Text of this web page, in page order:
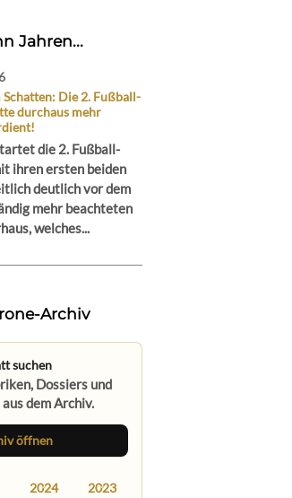
Jahren...
Schatten: Die 2. Fußball-
durchaus mehr
die 2. Fußball-
ihren ersten beiden
deutlich vor dem
mehr beachteten
welches...
Archiv
suchen
Dossiers und
dem Archiv.
öffnen
2024 2023